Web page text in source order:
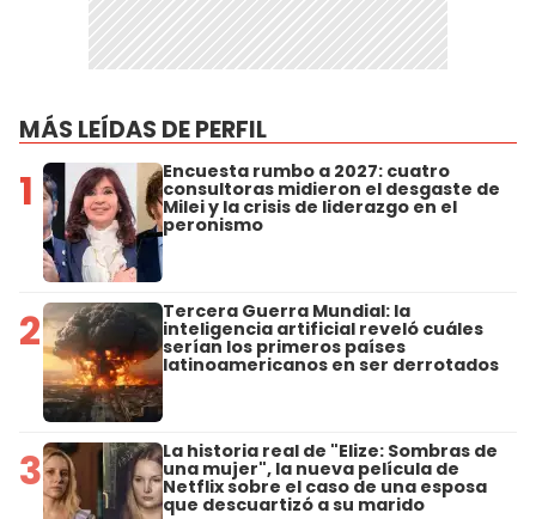
MÁS LEÍDAS DE PERFIL
1 Encuesta rumbo a 2027: cuatro
consultoras midieron el desgaste de
Milei y la crisis de liderazgo en el
peronismo
2 Tercera Guerra Mundial: la
inteligencia artificial reveló cuáles
serían los primeros países
latinoamericanos en ser derrotados
3 La historia real de "Elize: Sombras de
una mujer", la nueva película de
Netflix sobre el caso de una esposa
que descuartizó a su marido